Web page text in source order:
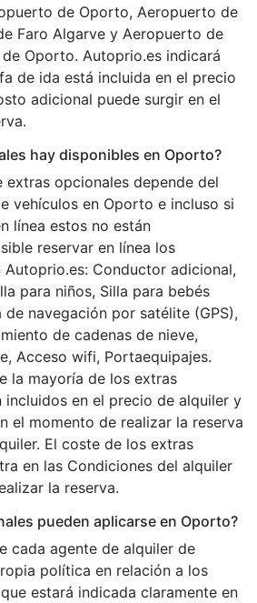
de Oporto, Aeropuerto de
Faro Algarve y Aeropuerto de
Oporto. Autoprio.es indicará
de ida está incluida en el precio
adicional puede surgir en el
hay disponibles en Oporto?
extras opcionales depende del
vehículos en Oporto e incluso si
línea estos no están
reservar en línea los
Autoprio.es: Conductor adicional,
para niños, Silla para bebés
navegación por satélite (GPS),
de cadenas de nieve,
Acceso wifi, Portaequipajes.
la mayoría de los extras
incluidos en el precio de alquiler y
el momento de realizar la reserva
El coste de los extras
en las Condiciones del alquiler
la reserva.
pueden aplicarse en Oporto?
cada agente de alquiler de
política en relación a los
estará indicada claramente en